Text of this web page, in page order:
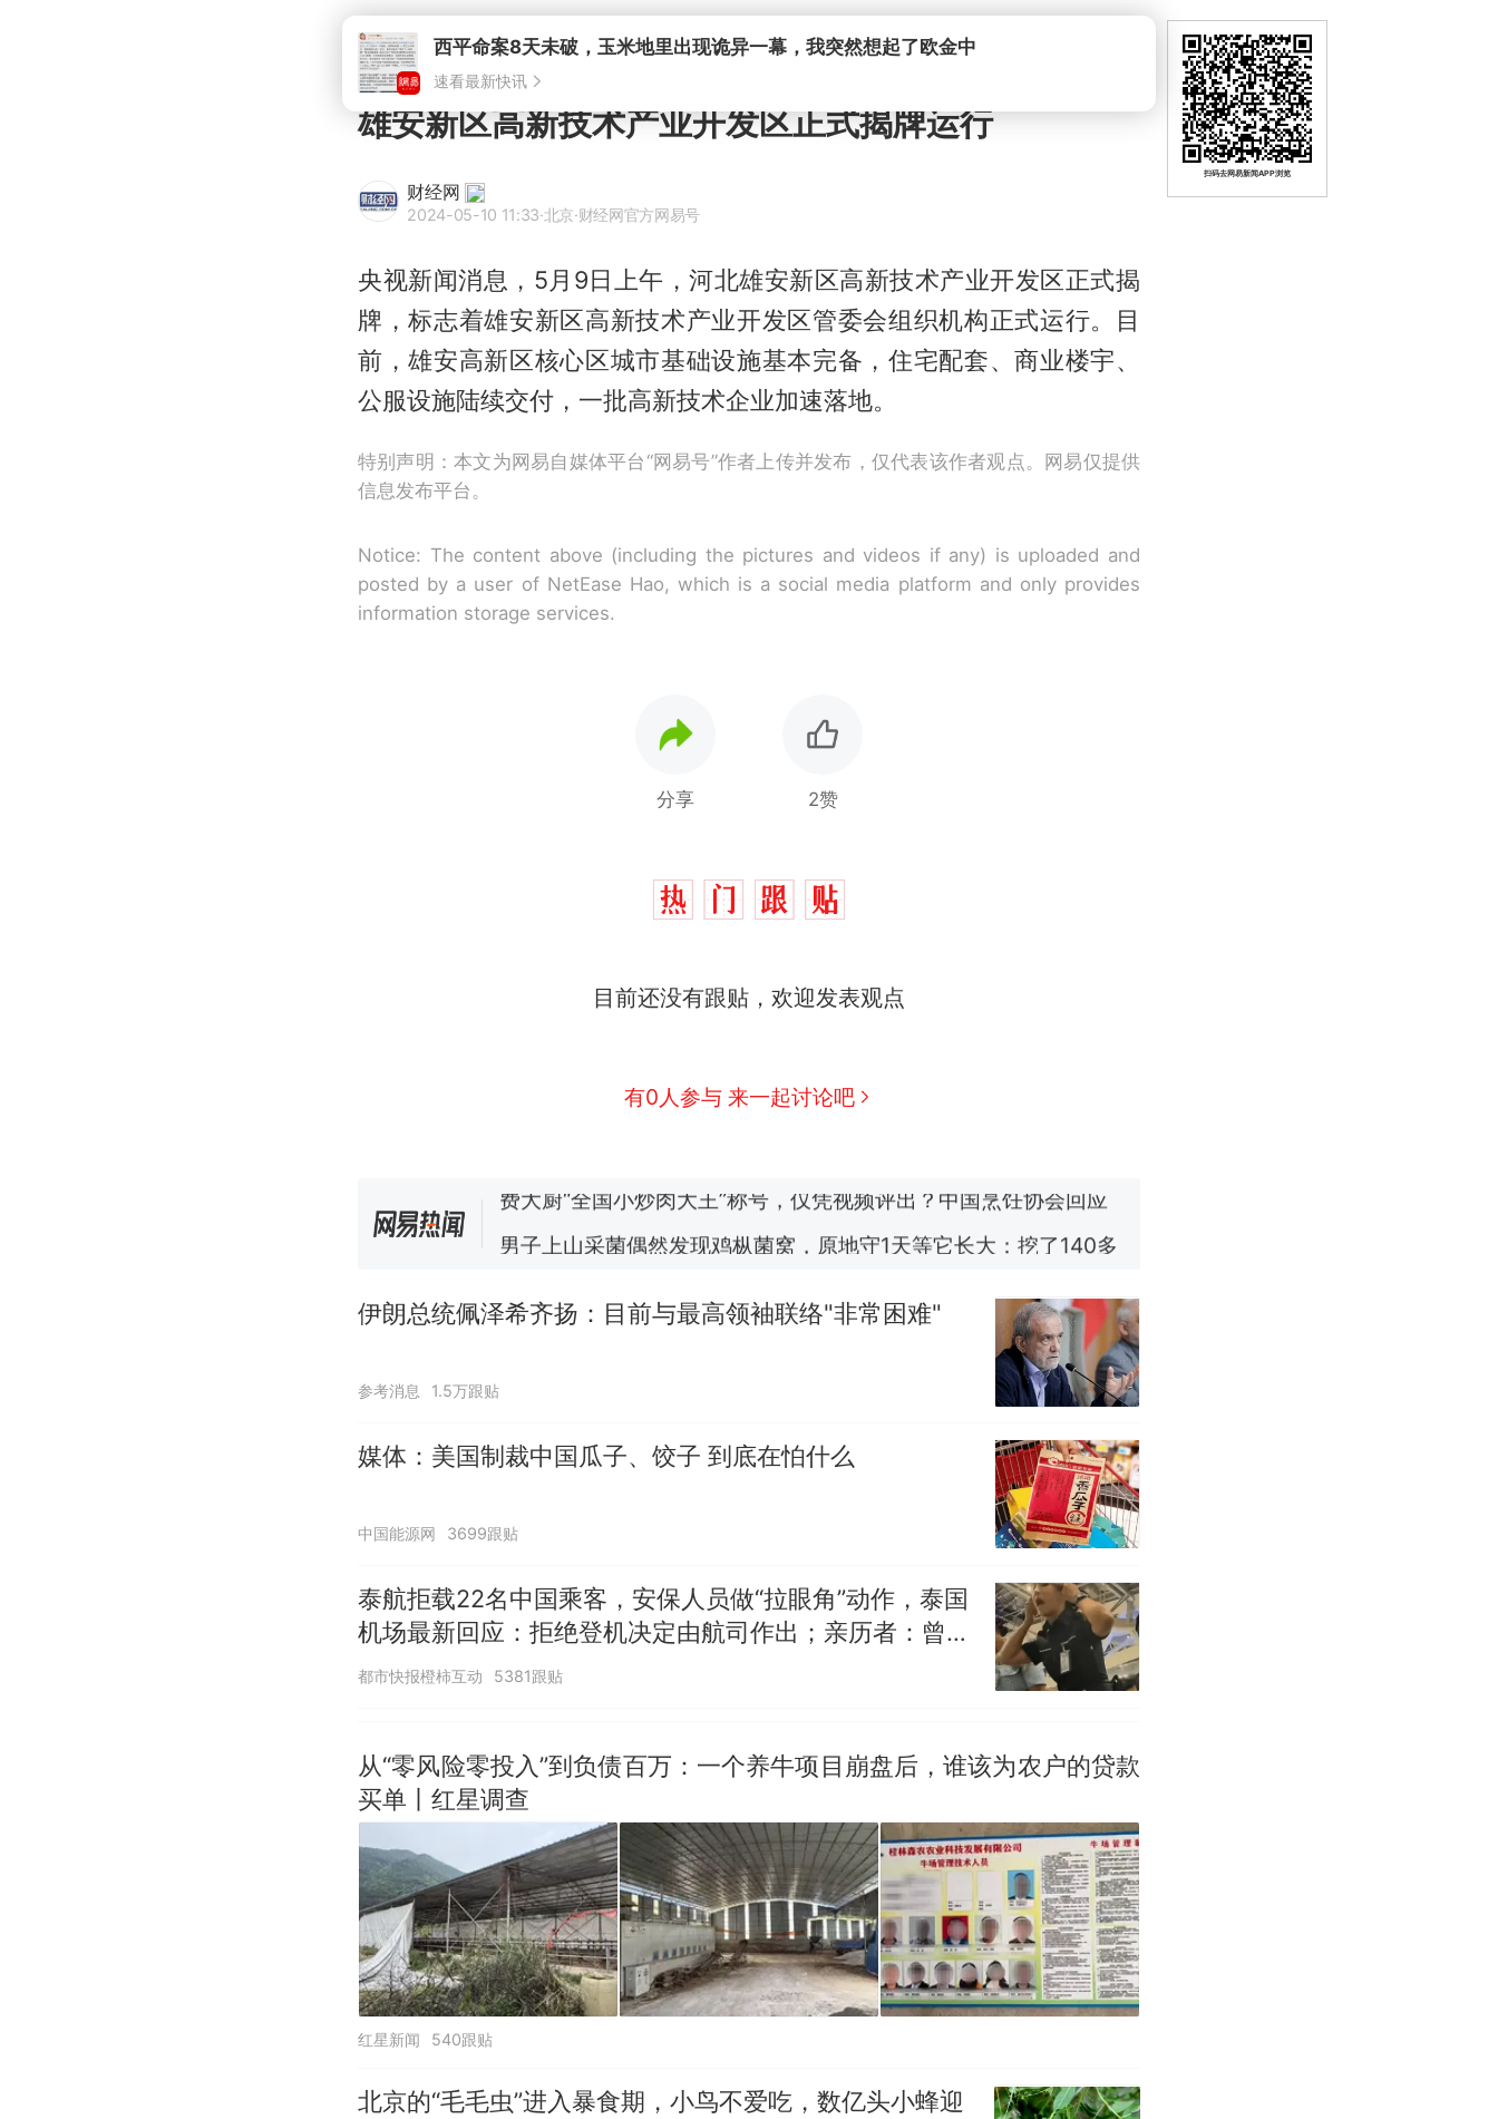
雄安新区高新技术产业开发区正式揭牌运行
财经网
2024-05-10 11:33·北京·财经网官方网易号
央视新闻消息，5月9日上午，河北雄安新区高新技术产业开发区正式揭
牌，标志着雄安新区高新技术产业开发区管委会组织机构正式运行。目
前，雄安高新区核心区城市基础设施基本完备，住宅配套、商业楼宇、
公服设施陆续交付，一批高新技术企业加速落地。
特别声明：本文为网易自媒体平台“网易号”作者上传并发布，仅代表该作者观点。网易仅提供
信息发布平台。
Notice: The content above (including the pictures and videos if any) is uploaded and
posted by a user of NetEase Hao, which is a social media platform and only provides
information storage services.
分享 2赞
目前还没有跟贴，欢迎发表观点
有0人参与 来一起讨论吧
那个在床头放菜刀的女孩，因老师一句“跟我回家”改写了人生
男子上山采菌偶然发现鸡枞菌窝，原地守1天等它长大：挖了140多
朵
参考消息）
伊朗总统佩泽希齐扬：目前与最高领袖联络"非常困难"
参考消息 1.5万跟贴
媒体：美国制裁中国瓜子、饺子 到底在怕什么
中国能源网 3699跟贴
泰航拒载22名中国乘客，安保人员做“拉眼角”动作，泰国
机场最新回应：拒绝登机决定由航司作出；亲历者：曾承
诺免费改签但没兑现
都市快报橙柿互动 5381跟贴
从“零风险零投入”到负债百万：一个养牛项目崩盘后，谁该为农户的贷款
买单丨红星调查
红星新闻 540跟贴
北京的“毛毛虫”进入暴食期，小鸟不爱吃，数亿头小蜂迎
扫码去网易新闻APP浏览